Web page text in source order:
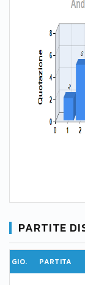
PARTITE
GIO. PARTITA